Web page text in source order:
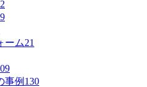
ーム21
事例 130